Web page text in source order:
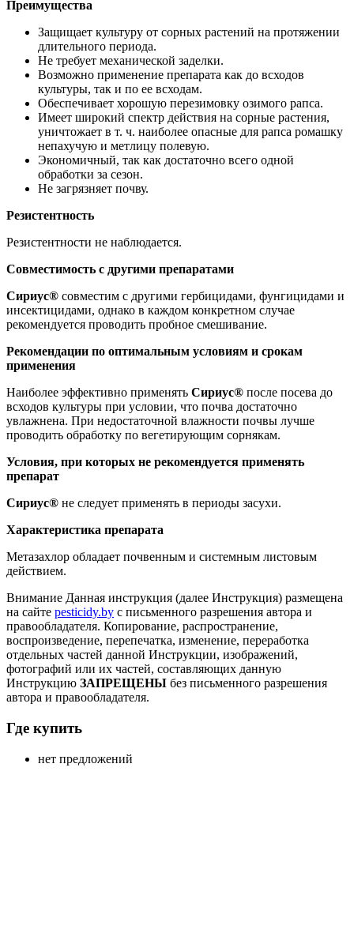
Преимущества
Защищает культуру от сорных растений на протяжении
длительного периода.
Не требует механической заделки.
Возможно применение препарата как до всходов
культуры, так и по ее всходам.
Обеспечивает хорошую перезимовку озимого рапса.
Имеет широкий спектр действия на сорные растения,
уничтожает в т. ч. наиболее опасные для рапса ромашку
непахучую и метлицу полевую.
Экономичный, так как достаточно всего одной
обработки за сезон.
Не загрязняет почву.
Резистентность
Резистентности не наблюдается.
Совместимость с другими препаратами
Сириус® совместим с другими гербицидами, фунгицидами и
инсектицидами, однако в каждом конкретном случае
рекомендуется проводить пробное смешивание.
Рекомендации по оптимальным условиям и срокам
применения
Наиболее эффективно применять Сириус® после посева до
всходов культуры при условии, что почва достаточно
увлажнена. При недостаточной влажности почвы лучше
проводить обработку по вегетирующим сорнякам.
Условия, при которых не рекомендуется применять
препарат
Сириус® не следует применять в периоды засухи.
Характеристика препарата
Метазахлор обладает почвенным и системным листовым
действием.
Внимание Данная инструкция (далее Инструкция) размещена
на сайте pesticidy.by с письменного разрешения автора и
правообладателя. Копирование, распространение,
воспроизведение, перепечатка, изменение, переработка
отдельных частей данной Инструкции, изображений,
фотографий или их частей, составляющих данную
Инструкцию ЗАПРЕЩЕНЫ без письменного разрешения
автора и правообладателя.
Где купить
нет предложений